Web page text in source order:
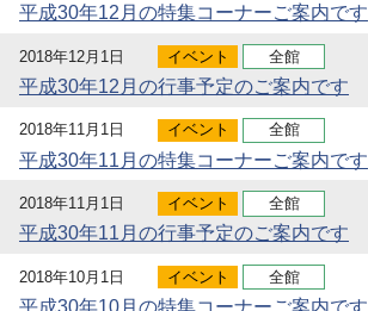
平成30年12月の特集コーナーご案内です
2018年12月1日 イベント 全館
平成30年12月の行事予定のご案内です
2018年11月1日 イベント 全館
平成30年11月の特集コーナーご案内です
2018年11月1日 イベント 全館
平成30年11月の行事予定のご案内です
2018年10月1日 イベント 全館
平成30年10月の特集コーナーご案内です